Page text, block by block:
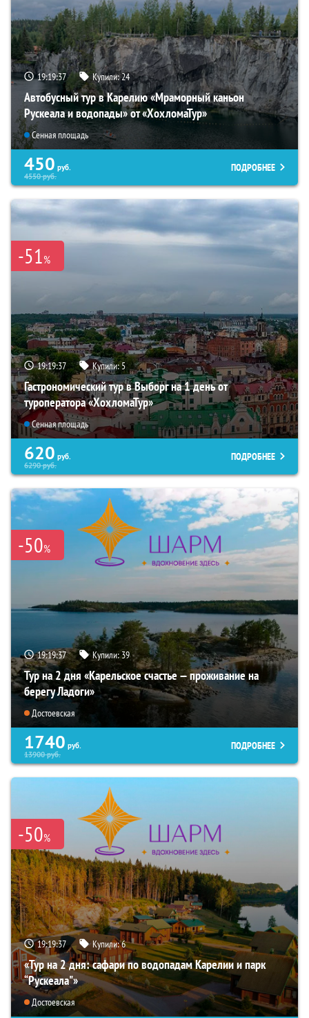
19:19:35 Купили:24
Автобусный тур в Карелию «Мраморный каньон
Рускеала и водопады» от «ХохломаТур»
Сенная площадь
450 руб.
4550руб.
ПОДРОБНЕЕ
-51%
19:19:35 Купили:5
Гастрономический тур в Выборг на 1 день от
туроператора «ХохломаТур»
Сенная площадь
620 руб.
6290руб.
ПОДРОБНЕЕ
-50%
19:19:35 Купили:39
Тур на 2 дня «Карельское счастье — проживание на
берегу Ладоги»
Достоевская
1740 руб.
13900руб.
ПОДРОБНЕЕ
-50%
19:19:35 Купили:6
«Тур на 2 дня: сафари по водопадам Карелии и парк
“Рускеала"»
Достоевская